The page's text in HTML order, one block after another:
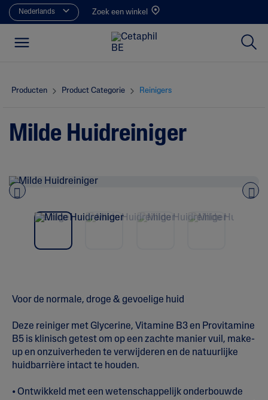
Nederlands Zoek een winkel
Producten Product Categorie Reinigers
Milde Huidreiniger
Voor de normale, droge & gevoelige huid
Deze reiniger met Glycerine, Vitamine B3 en Provitamine
B5 is klinisch getest om op een zachte manier vuil, make-
up en onzuiverheden te verwijderen en de natuurlijke
huidbarrière intact te houden.
• Ontwikkeld met een wetenschappelijk onderbouwde